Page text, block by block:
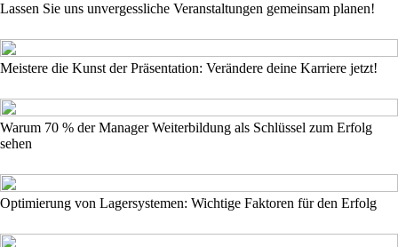
Lassen Sie uns unvergessliche Veranstaltungen gemeinsam planen!
Meistere die Kunst der Präsentation: Verändere deine Karriere jetzt!
Warum 70 % der Manager Weiterbildung als Schlüssel zum Erfolg
sehen
Optimierung von Lagersystemen: Wichtige Faktoren für den Erfolg